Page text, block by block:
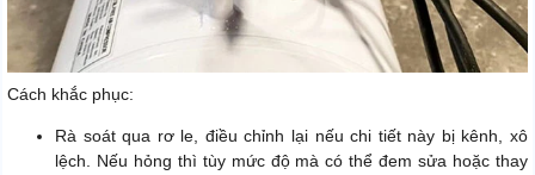
Cách khắc phục:
Rà soát qua rơ le, điều chỉnh lại nếu chi tiết này bị kênh, xô
lệch. Nếu hỏng thì tùy mức độ mà có thể đem sửa hoặc thay